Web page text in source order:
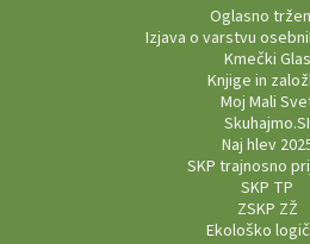
Oglasno
Izjava o varstvu
Kmečki Glas
Knjige in
Moj Mali
Skuhajmo.SI
Naj hlev
SKP trajnosno
SKP TP
ZSKP ZŽ
Ekološko